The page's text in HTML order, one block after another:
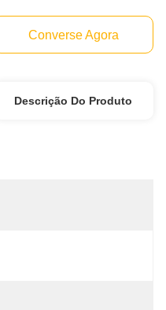
Converse Agora
Descrição Do Produto